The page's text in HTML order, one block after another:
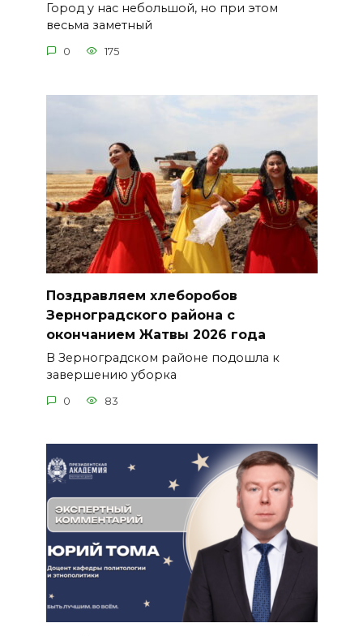
Город у нас небольшой, но при этом
весьма заметный
0 175
Поздравляем хлеборобов
Зерноградского района с
окончанием Жатвы 2026 года
В Зерноградском районе подошла к
завершению уборка
0 83